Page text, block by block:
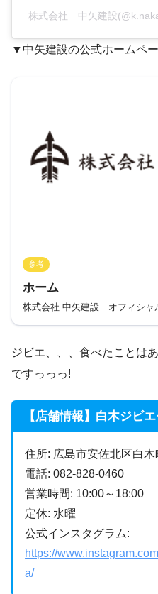
株式会社 中矢建設
▼中矢建設の公式ホームペー
参考
ホーム
株式会社 中矢建設 オフィシャ
ジビエ、、、食べたことは
ですっっっ!
【店舗情報】白木ジビ
住所: 広島市安佐北区白
電話: 082-828-0460
営業時間: 10:00～18:00
定休: 水曜
公式インスタグラム:
https://
a/